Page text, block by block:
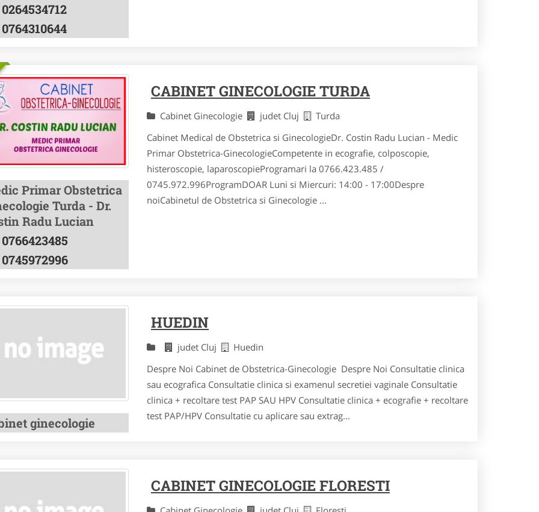
0264534712
0764310644
Primar Obstetrica
Turda - Dr.
Radu Lucian
0766423485
0745972996
CABINET GINECOLOGIE TURDA
Cabinet Ginecologie judet Cluj
Turda
Cabinet Medical de Obstetrica si GinecologieDr. Costin Radu Lucian - Medic
Primar Obstetrica-GinecologieCompetente in ecografie, colposcopie,
histeroscopie, laparoscopieProgramari la 0766.423.485 /
0745.972.996ProgramDOAR Luni si Miercuri: 14:00 - 17:00Despre
noiCabinetul de Obstetrica si Ginecologie ...
ginecologie
HUEDIN
judet Cluj
Huedin
Despre Noi Cabinet de Obstetrica-Ginecologie Despre Noi Consultatie clinica
sau ecografica Consultatie clinica si examenul secretiei vaginale Consultatie
clinica + recoltare test PAP SAU HPV Consultatie clinica + ecografie + recoltare
test PAP/HPV Consultatie cu aplicare sau extrag...
CABINET GINECOLOGIE FLORESTI